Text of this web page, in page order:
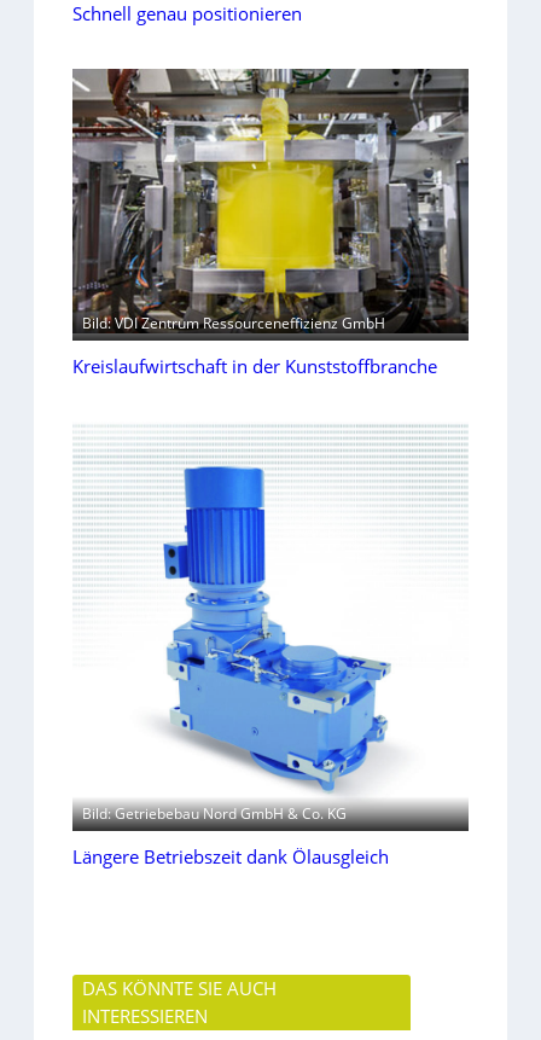
Schnell genau positionieren
Bild: VDI Zentrum Ressourceneffizienz GmbH
Kreislaufwirtschaft in der Kunststoffbranche
Bild: Getriebebau Nord GmbH & Co. KG
Längere Betriebszeit dank Ölausgleich
DAS KÖNNTE SIE AUCH
INTERESSIEREN